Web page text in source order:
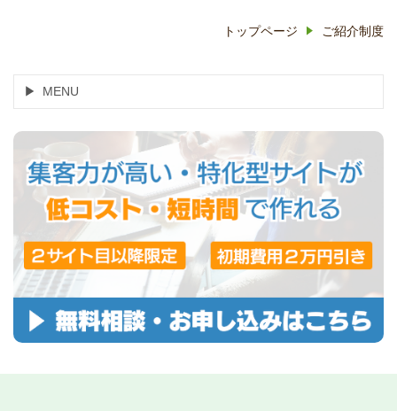
トップページ ご紹介制度
MENU